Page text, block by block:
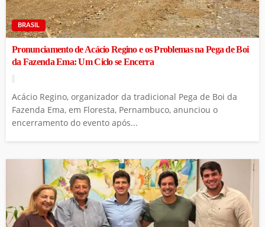
BRASIL
Pronunciamento de Acácio Regino e os Problemas na Pega de Boi
da Fazenda Ema: Um Ciclo se Encerra
Acácio Regino, organizador da tradicional Pega de Boi da
Fazenda Ema, em Floresta, Pernambuco, anunciou o
encerramento do evento após...